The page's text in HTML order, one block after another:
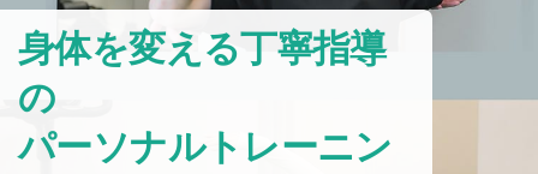
身体を変える丁寧指導
の
パーソナルトレーニン